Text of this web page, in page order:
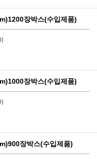
장박스(수입제품)
장박스(수입제품)
장박스(수입제품)